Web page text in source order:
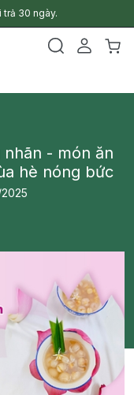
trả 30 ngày.
- món ăn
hè nóng bức